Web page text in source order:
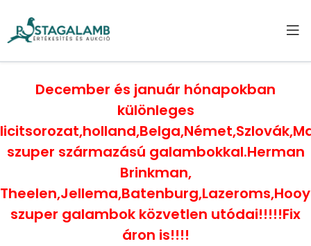
December és január hónapokban
különleges
szuper származású galambokkal.Herman
Brinkman,
szuper galambok közvetlen utódai!!!!!Fix
áron is!!!!